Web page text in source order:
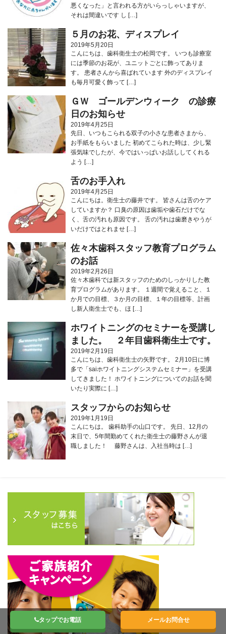
タップでお電話 メールお問合せ
悪くなった」と言われる方がいらっしゃいますが、
それは間違いです し […]
５月のお花、ディスプレイ
2019年5月20日
こんにちは、歯科衛生士の松岡です。 いつも診療室
には季節のお花が、ユニットごとに飾ってありま
す。 患者さんから喜ばれています 外のディスプレイ
も毎月可愛く飾って […]
ＧＷ ゴールデンウィーク の診療
日のお知らせ
2019年4月25日
先日、いつもこられる双子の小さな患者さまから、
お手紙をもらいました️ 初めてこられた時は、少し緊
張気味でしたが、今ではいっぱいお話ししてくれる
よう […]
舌のお手入れ
2019年4月25日
こんにちは。衛生士の藤井です。 皆さんは舌のケア
していますか？ 口臭の原因は歯垢や歯石だけでな
く、舌の汚れも原因です。 舌の汚れは歯磨きやうが
いだけではとれませ […]
佐々木歯科スタッフ教育プログラム
のお話
2019年2月26日
佐々木歯科では新スタッフのためのしっかりした教
育プログラムがあります。 １週間で覚えること、１
か月での目標、３か月の目標、１年の目標等、計画
し新人衛生士でも、ほ […]
ホワイトニングのセミナーを受講し
ました。 ２年目歯科衛生士です。
2019年2月19日
こんにちは、歯科衛生士の矢野です。 2月10日に博
多で「saiホワイトニングシステムセミナー」を受講
してきました！ ホワイトニングについてのお話を聞
いたり実際に […]
スタッフからのお知らせ
2019年1月19日
こんにちは。 歯科助手の山口です。 先日、12月の
末日で、5年間勤めてくれた衛生士の藤野さんが退
職しました！ 藤野さんは、入社当時は […]